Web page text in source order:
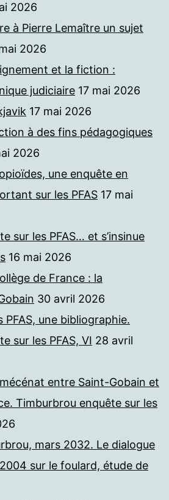
2026
à Pierre Lemaître un sujet
2026
et la fiction :
judiciaire 17 mai 2026
17 mai 2026
à des fins pédagogiques
2026
une enquête en
sur les PFAS 17 mai
sur les PFAS… et s’insinue
16 mai 2026
de France : la
30 avril 2026
PFAS, une bibliographie.
sur les PFAS, VI 28 avril
entre Saint-Gobain et
Timburbrou enquête sur les
mars 2032. Le dialogue
sur le foulard, étude de